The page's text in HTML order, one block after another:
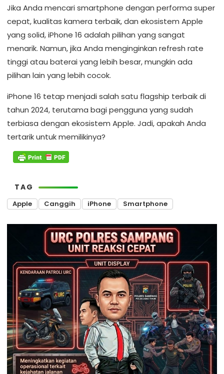
Jika Anda mencari smartphone dengan performa super
cepat, kualitas kamera terbaik, dan ekosistem Apple
yang solid, iPhone 16 adalah pilihan yang sangat
menarik. Namun, jika Anda menginginkan refresh rate
tinggi atau baterai yang lebih besar, mungkin ada
pilihan lain yang lebih cocok.
iPhone 16 tetap menjadi salah satu flagship terbaik di
tahun 2024, terutama bagi pengguna yang sudah
terbiasa dengan ekosistem Apple. Jadi, apakah Anda
tertarik untuk memilikinya?
TAG
Apple Canggih iPhone Smartphone